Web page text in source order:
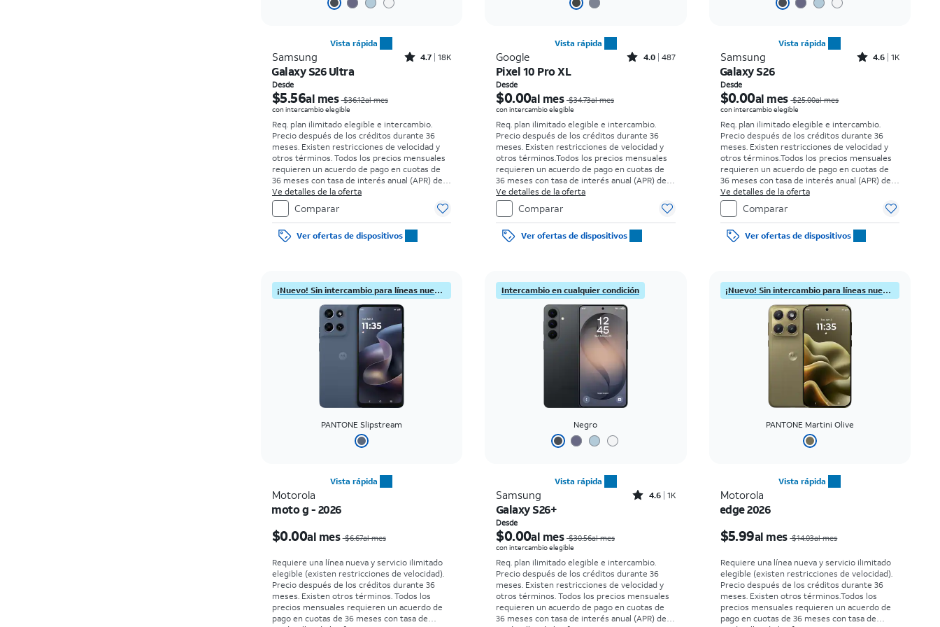
Vista rápida
Samsung Rated4.7out of 5 stars with18338reviews
4.7 18K
Galaxy S26 Ultra
Desde
$5.56al mes$36.12al mes
con intercambio elegible
Req. plan ilimitado elegible e intercambio.
Precio después de los créditos durante 36
meses. Existen restricciones de velocidad y
otros términos. Todos los precios mensuales
requieren un acuerdo de pago en cuotas de
36 meses con tasa de interés anual (APR) del
0%. Sin cargo inicial para clientes elegibles y
con buenos antecedentes. El impuesto sobre
el precio de venta normal se paga al momento
de la compra. Existen restricciones.
Ve detalles de la oferta
Comparar
Ver ofertas de dispositivos
Vista rápida
Google Rated4out of 5 stars with487reviews
4.0 487
Pixel 10 Pro XL
Desde
$0.00al mes $34.73al mes
con intercambio elegible
Req. plan ilimitado elegible e intercambio.
Precio después de los créditos durante 36
meses. Existen restricciones de velocidad y
otros términos.Todos los precios mensuales
requieren un acuerdo de pago en cuotas de
36 meses con tasa de interés anual (APR) del
0%. Sin cargo inicial para clientes elegibles y
con buenos antecedentes. El impuesto sobre
el precio de venta normal se paga al momento
de la compra. Existen restricciones.
Ve detalles de la oferta
Comparar
Ver ofertas de dispositivos
Vista rápida
Samsung Rated4.6out of 5 stars with1541reviews
4.6 1K
Galaxy S26
Desde
$0.00al mes$25.00al mes
con intercambio elegible
Req. plan ilimitado elegible e intercambio.
Precio después de los créditos durante 36
meses. Existen restricciones de velocidad y
otros términos.Todos los precios mensuales
requieren un acuerdo de pago en cuotas de
36 meses con tasa de interés anual (APR) del
0%. Sin cargo inicial para clientes elegibles y
con buenos antecedentes. El impuesto sobre
el precio de venta normal se paga al momento
de la compra. Existen restricciones.
Ve detalles de la oferta
Comparar
Ver ofertas de dispositivos
¡Nuevo! Sin intercambio para líneas nuevas.
PANTONE Slipstream
Vista rápida
Motorola
moto g - 2026
$0.00al mes$6.67al mes
Requiere una línea nueva y servicio ilimitado
elegible (existen restricciones de velocidad).
Precio después de los créditos durante 36
meses. Existen otros términos. Todos los
precios mensuales requieren un acuerdo de
pago en cuotas de 36 meses con tasa de
Intercambio en cualquier condición
Negro
Vista rápida
Samsung Rated4.6out of 5 stars with1431reviews
4.6 1K
Galaxy S26+
Desde
$0.00al mes $30.56al mes
con intercambio elegible
Req. plan ilimitado elegible e intercambio.
Precio después de los créditos durante 36
meses. Existen restricciones de velocidad y
otros términos.Todos los precios mensuales
requieren un acuerdo de pago en cuotas de
36 meses con tasa de interés anual (APR) del
¡Nuevo! Sin intercambio para líneas nuevas.
PANTONE Martini Olive
Vista rápida
Motorola
edge 2026
$5.99al mes$14.03al mes
Requiere una línea nueva y servicio ilimitado
elegible (existen restricciones de velocidad).
Precio después de los créditos durante 36
meses. Existen otros términos.Todos los
precios mensuales requieren un acuerdo de
pago en cuotas de 36 meses con tasa de